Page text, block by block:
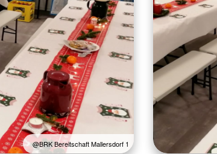
@BRK Bereitschaft Mallersdorf 1